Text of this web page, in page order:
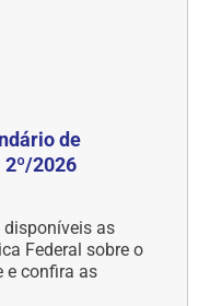
de
2º/2026
disponíveis as
Federal sobre o
e confira as